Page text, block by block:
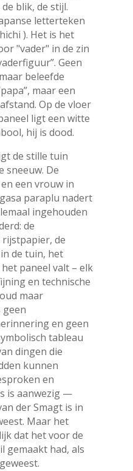
blik, de stijl.
letterteken
). Het is het
"vader" in de zin
Geen
beleefde
maar een
Op de vloer
ligt een witte
hij is dood.
de stille tuin
sneeuw. De
een vrouw in
paraplu nadert
ingehouden
de
de
de tuin, het
paneel valt – elk
en technische
maar
geen
en geen
tableau
dingen die
kunnen
en
is aanwezig —
der Smagt is in
Maar het
dat het voor de
gemaakt had, als